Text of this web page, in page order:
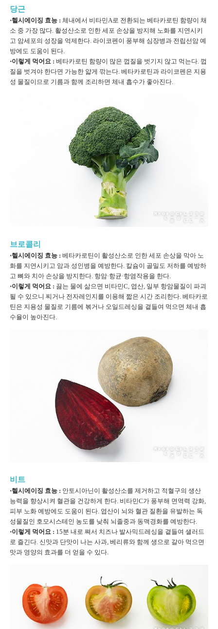
당근
⋅헬시에이징 효능 : 체내에서 비타민A로 전환되는 베타카로틴 함량이 채
소 중 가장 많다. 활성산소로 인한 세포 손상을 방지해 노화를 지연시키
고 암세포의 성장을 억제한다. 라이코펜이 풍부해 심장병과 전립선암 예
방에도 도움이 된다.
⋅이렇게 먹어요 : 베타카로틴 함량이 많은 껍질을 벗기지 않고 먹는다. 껍
질을 벗겨야 한다면 가능한 얇게 깎는다. 베타카로틴과 라이코펜은 지용
성 물질이므로 기름과 함께 조리하면 체내 흡수가 좋아진다.
브로콜리
⋅헬시에이징 효능 : 베타카로틴이 활성산소로 인한 세포 손상을 막아 노
화를 지연시키고 암과 성인병을 예방한다. 칼슘이 골밀도 저하를 예방하
고 뼈와 치아 손상을 방지한다. 항암·항균·항염작용을 한다.
⋅이렇게 먹어요 : 끓는 물에 삶으면 비타민C, 엽산, 일부 항암물질이 파괴
될 수 있으니 찌거나 전자레인지를 이용해 짧은 시간 조리한다. 베타카로
틴은 지용성 물질로 기름에 볶거나 오일드레싱을 곁들여 먹으면 체내 흡
수율이 높아진다.
비트
⋅헬시에이징 효능 : 안토시아닌이 활성산소를 제거하고 적혈구의 생산
능력을 향상시켜 혈관을 건강하게 한다. 비타민C가 풍부해 면역력 강화,
피부 노화 예방에도 도움이 된다. 엽산이 뇌와 혈관 질환을 유발하는 독
성물질인 호모시스테인 농도를 낮춰 뇌졸중과 동맥경화를 예방한다.
⋅이렇게 먹어요 : 15분 내로 쪄서 치즈나 발사믹드레싱을 곁들여 샐러드
로 즐긴다. 신맛과 단맛이 나는 사과, 베리류와 함께 생으로 갈아 먹으면
맛과 영양의 효과를 더 얻을 수 있다.